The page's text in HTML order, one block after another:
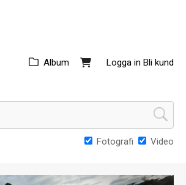
Logga in Bli kund
Album
Fotografi Video